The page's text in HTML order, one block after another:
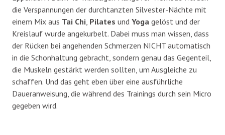
die Verspannungen der durchtanzten Silvester-Nächte mit
einem Mix aus Tai Chi, Pilates und Yoga gelöst und der
Kreislauf wurde angekurbelt. Dabei muss man wissen, dass
der Rücken bei angehenden Schmerzen NICHT automatisch
in die Schonhaltung gebracht, sondern genau das Gegenteil,
die Muskeln gestärkt werden sollten, um Ausgleiche zu
schaffen. Und das geht eben über eine ausführliche
Daueranweisung, die während des Trainings durch sein Micro
gegeben wird.